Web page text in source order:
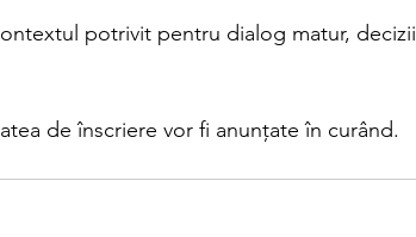
potrivit pentru dialog matur, decizii
de înscriere vor fi anunțate în curând.